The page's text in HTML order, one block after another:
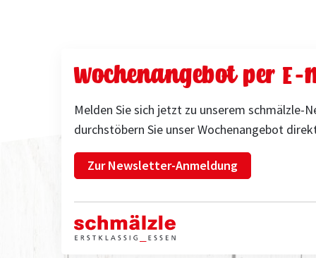
Wochenangebot per
Melden Sie sich jetzt zu unserem schmälzle-
durchstöbern Sie unser Wochenangebot
Zur Newsletter-Anmeldung